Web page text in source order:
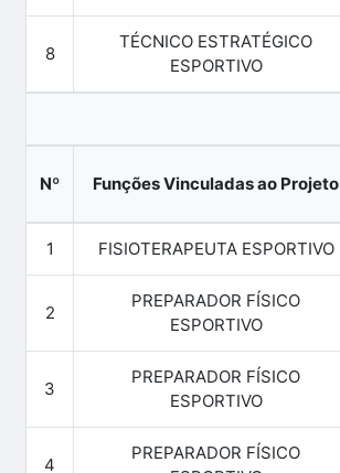
8
TÉCNICO ESTRATÉGICO
ESPORTIVO
Nº Funções Vinculadas ao Projeto
1 FISIOTERAPEUTA ESPORTIVO
2
PREPARADOR FÍSICO
ESPORTIVO
3
PREPARADOR FÍSICO
ESPORTIVO
4
PREPARADOR FÍSICO